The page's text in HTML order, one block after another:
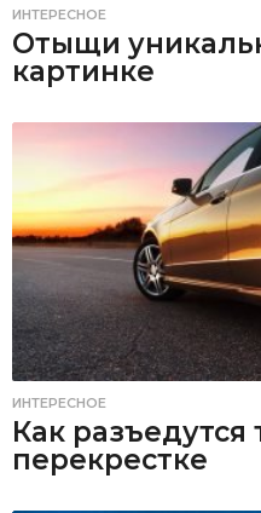
ИНТЕРЕСНОЕ
Отыщи
картинке
ИНТЕРЕСНОЕ
Как разъедутся
перекрестке